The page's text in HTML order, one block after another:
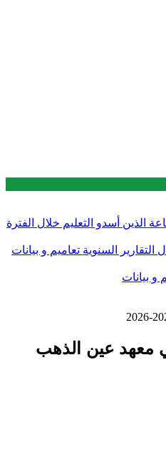
الذين أسدو التعليم خلال الفترة
تعاميم و بيانات
و بيانات
في معهد عين الذهب